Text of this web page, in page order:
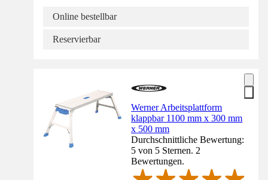
Online bestellbar
Reservierbar
Werner Arbeitsplattform
klappbar 1100 mm x 300 mm
x 500 mm
Durchschnittliche Bewertung:
5 von 5 Sternen. 2
Bewertungen.